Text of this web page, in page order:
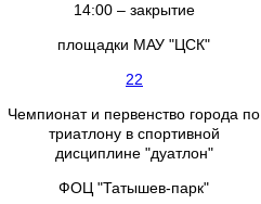
14:00 – закрытие
площадки МАУ "ЦСК"
22
Чемпионат и первенство города по
триатлону в спортивной
дисциплине "дуатлон"
ФОЦ "Татышев-парк"